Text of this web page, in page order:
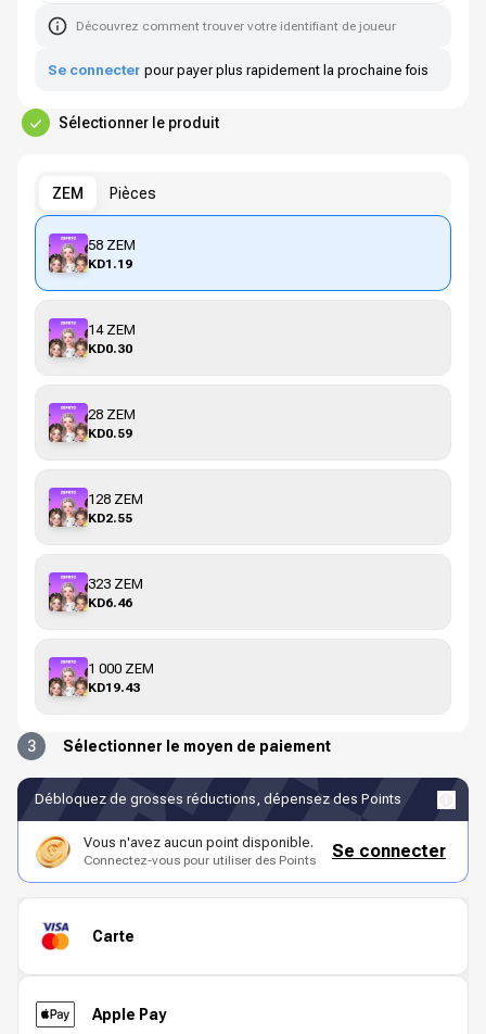
Découvrez comment trouver votre identifiant de joueur
Se connecter pour payer plus rapidement la prochaine fois
Sélectionner le produit
ZEM Pièces
58 ZEM
KD1.19
14 ZEM
KD0.30
28 ZEM
KD0.59
128 ZEM
KD2.55
323 ZEM
KD6.46
1 000 ZEM
KD19.43
3 Sélectionner le moyen de paiement
Débloquez de grosses réductions, dépensez des Points
Vous n'avez aucun point disponible.
Connectez-vous pour utiliser des Points Se connecter
Carte
Apple Pay